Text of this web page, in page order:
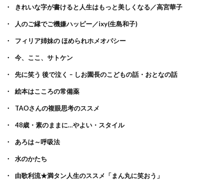
きれいな字が書けると人生はもっと美しくなる／高宮華子
人のご縁でご機嫌ハッピー／ixy(生島和子)
フィリア姉妹の ほめられホメオパシー
今、ここ、サトケン
先に笑う 後で泣く – しお園長のこどもの話・おとなの話
絵本はこころの常備薬
TAOさんの複眼思考のススメ
48歳・素のままに…やよい・スタイル
あろは～呼吸法
水のかたち
由歌利流★満タン人生のススメ「まん丸に笑おう」